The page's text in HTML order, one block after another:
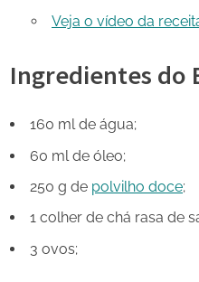
Veja o vídeo da
Ingredientes do
160 ml de água;
60 ml de óleo;
250 g de polvilho doce;
1 colher de chá rasa de
3 ovos;